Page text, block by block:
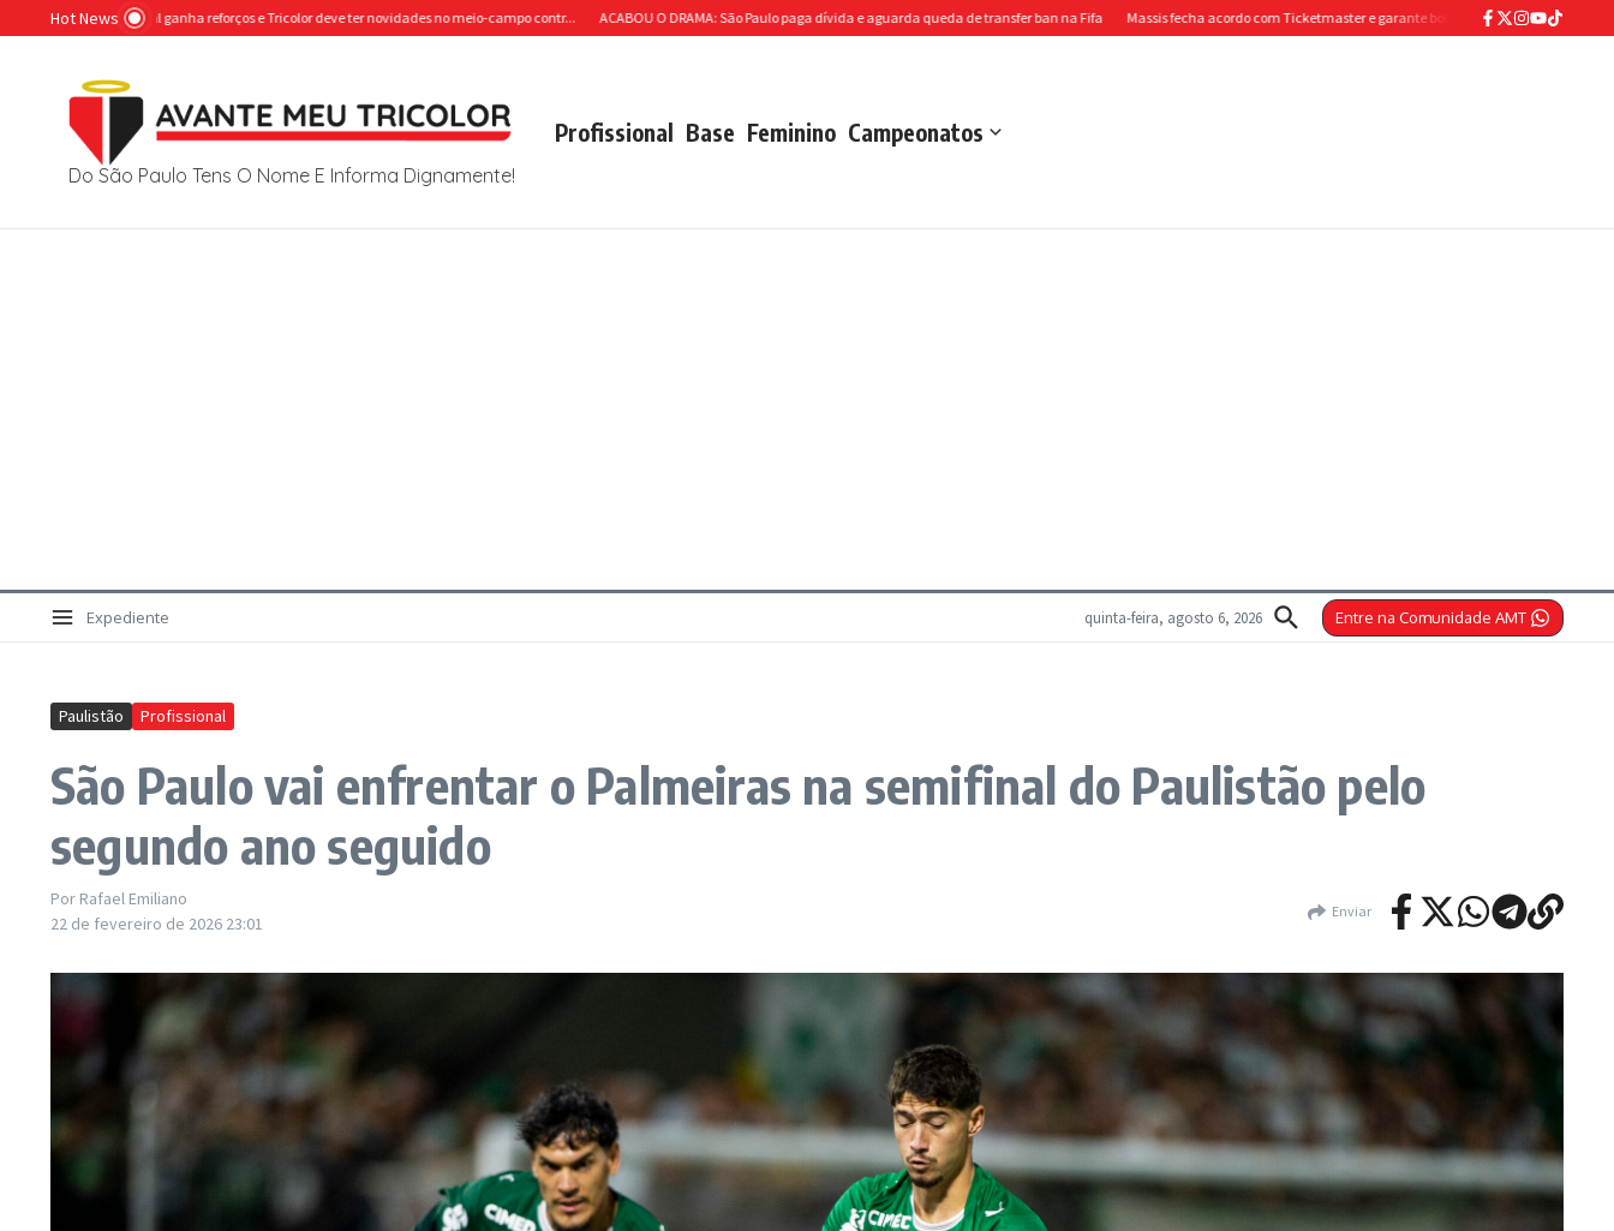
Ir para o conteúdo
Hot News
PAULO: Dorival ganha reforços e Tricolor deve ter novidades no meio-campo contr... ACABOU O DRAMA: São Paulo paga dívida e aguarda queda de transfer ban na Fifa Massis fecha acordo com Ticketmaster e garante bolada de antecipação para abastecer
Do São Paulo Tens O Nome E Informa Dignamente!
Profissional Base Feminino Campeonatos
Expediente quinta-feira, agosto 6, 2026 Entre na Comunidade AMT
Paulistão Profissional
São Paulo vai enfrentar o Palmeiras na semifinal do Paulistão pelo
segundo ano seguido
Por Rafael Emiliano
22 de fevereiro de 2026 23:01
Enviar